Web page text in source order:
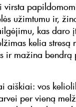
virsta
užimtumu ir,
kas daro
kelia stresą
ir mažina bendrą
aiškiai: vos
per vieną